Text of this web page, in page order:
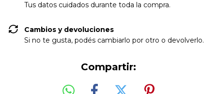
Tus datos cuidados durante toda la compra.
Cambios y devoluciones
Si no te gusta, podés cambiarlo por otro o devolverlo.
Compartir: